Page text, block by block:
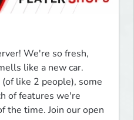
We're so fresh,
like a new car.
like 2 people), some
of features we're
the time. Join our open